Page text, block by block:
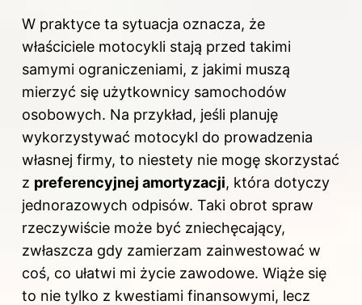
W praktyce ta sytuacja oznacza, że
właściciele motocykli stają przed takimi
samymi ograniczeniami, z jakimi muszą
mierzyć się użytkownicy samochodów
osobowych. Na przykład, jeśli planuję
wykorzystywać motocykl do prowadzenia
własnej firmy, to niestety nie mogę skorzystać
z preferencyjnej amortyzacji, która dotyczy
jednorazowych odpisów. Taki obrot spraw
rzeczywiście może być zniechęcający,
zwłaszcza gdy zamierzam zainwestować w
coś, co ułatwi mi życie zawodowe. Wiąże się
to nie tylko z kwestiami finansowymi, lecz